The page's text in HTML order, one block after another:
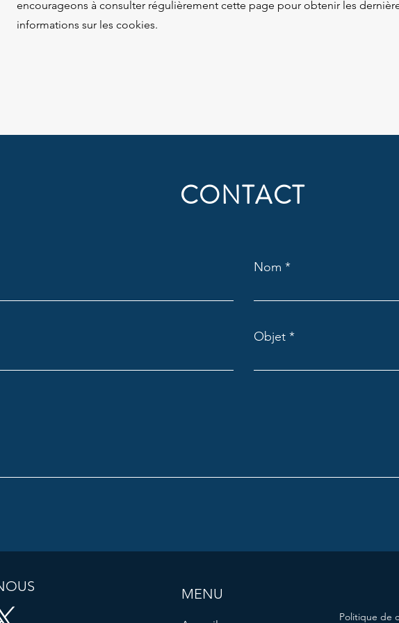
encourageons à consulter régulièrement cette page pour obtenir les
informations sur les cookies.
CONTACT
Nom
Objet
MENU
Politique de